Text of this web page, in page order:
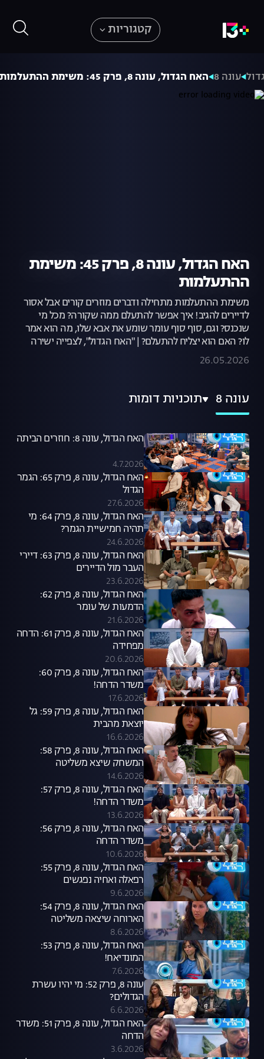
קטגוריות
עונה 8 האח הגדול, עונה 8, פרק 45: משימת ההתעלמות
האח הגדול, עונה 8, פרק 45: משימת
ההתעלמות
משימת ההתעלמות מתחילה ודברים מוזרים קורים אבל אסור
לדיירים להגיב! איך אפשר להתעלם ממה שקורה? מכל מי
שנכנס? וגם, סוף סוף עומר שומע את אבא שלו, מה הוא אמר
לו? האם הוא יצליח להתעלם? | "האח הגדול", לצפייה ישירה
26.05.2026
עונה 8 תוכניות דומות
האח הגדול, עונה 8: חוזרים הביתה
4.7.2026
האח הגדול, עונה 8, פרק 65: הגמר
הגדול
27.6.2026
האח הגדול, עונה 8, פרק 64: מי
תהיה חמישיית הגמר?
24.6.2026
האח הגדול, עונה 8, פרק 63: דיירי
העבר מול הדיירים
23.6.2026
האח הגדול, עונה 8, פרק 62:
הדמעות של עומר
21.6.2026
האח הגדול, עונה 8, פרק 61: הדחה
מפחידה
20.6.2026
האח הגדול, עונה 8, פרק 60:
משדר הדחה!
17.6.2026
האח הגדול, עונה 8, פרק 59: גל
יוצאת מהבית
16.6.2026
האח הגדול, עונה 8, פרק 58:
המשחק שיצא משליטה
14.6.2026
האח הגדול, עונה 8, פרק 57:
משדר הדחה!
13.6.2026
האח הגדול, עונה 8, פרק 56:
משדר הדחה
10.6.2026
האח הגדול, עונה 8, פרק 55:
רפאלה ואחיה נפגשים
9.6.2026
האח הגדול, עונה 8, פרק 54:
הארוחה שיצאה משליטה
8.6.2026
האח הגדול, עונה 8, פרק 53:
המונדיאח!
7.6.2026
עונה 8, פרק 52: מי יהיו עשרת
הגדולים?
6.6.2026
האח הגדול, עונה 8, פרק 51: משדר
הדחה
3.6.2026